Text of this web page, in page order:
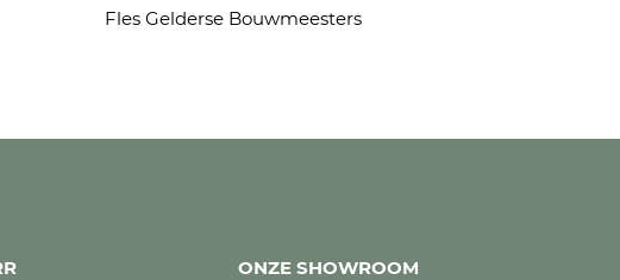
Fles Gelderse Bouwmeesters
ONZE SHOWROOM